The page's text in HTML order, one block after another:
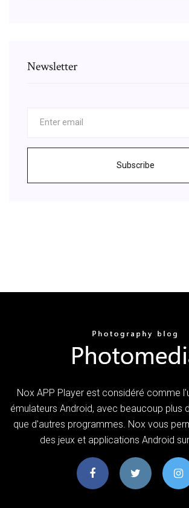
Newsletter
Subscribe
Nox APP Player est considéré comme
émulateurs Android, avec beaucoup plus
que d'autres programmes. Nox vous
des jeux et applications Android